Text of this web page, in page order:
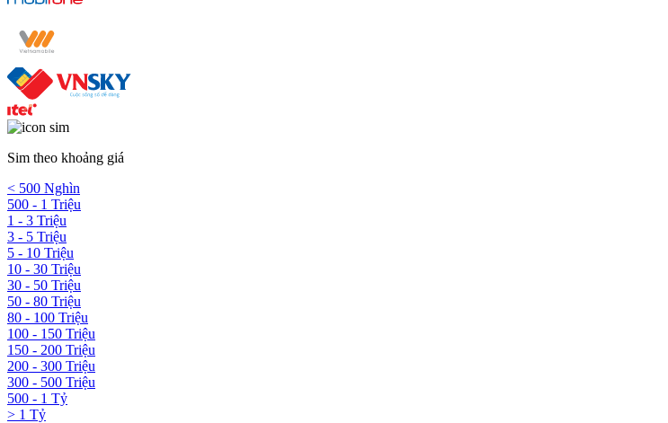
Sim theo khoảng giá
< 500 Nghìn
500 - 1 Triệu
1 - 3 Triệu
3 - 5 Triệu
5 - 10 Triệu
10 - 30 Triệu
30 - 50 Triệu
50 - 80 Triệu
80 - 100 Triệu
100 - 150 Triệu
150 - 200 Triệu
200 - 300 Triệu
300 - 500 Triệu
500 - 1 Tỷ
> 1 Tỷ